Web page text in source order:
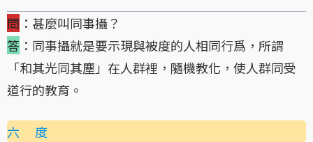
問 ：甚麼叫同事攝？
答 ：同事攝就是要示現與被度的人相同行爲，所謂
「和其光同其塵」在人群裡，隨機教化，使人群同受
道行的教育。
六 度